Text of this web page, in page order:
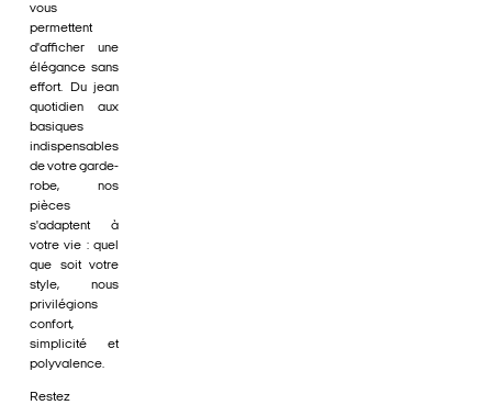
vous
permettent
d'afficher une
élégance sans
effort. Du jean
quotidien aux
basiques
indispensables
de votre garde-
robe, nos
pièces
s'adaptent à
votre vie : quel
que soit votre
style, nous
privilégions
confort,
simplicité et
polyvalence.
Restez